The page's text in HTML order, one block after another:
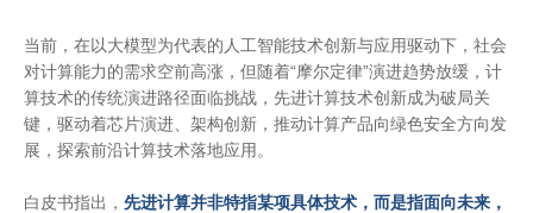
当前，在以大模型为代表的人工智能技术创新与应用驱动下，社会
对计算能力的需求空前高涨，但随着“摩尔定律”演进趋势放缓，计
算技术的传统演进路径面临挑战，先进计算技术创新成为破局关
键，驱动着芯片演进、架构创新，推动计算产品向绿色安全方向发
展，探索前沿计算技术落地应用。
白皮书指出， 先进计算并非特指某项具体技术，而是指面向未来，